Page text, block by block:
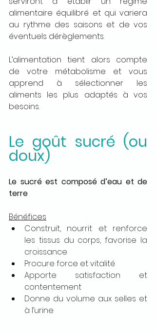
alimentaire équilibré et qui variera
au rythme des saisons et de vos
éventuels dérèglements.
L’alimentation tient alors compte
de votre métabolisme et vous
apprend à sélectionner les
aliments les plus adaptés à vos
besoins.
Le goût sucré (ou
doux)
Le sucré est composé d’eau et de
terre
Bénéfices
Construit, nourrit et renforce
les tissus du corps, favorise la
croissance
Procure force et vitalité
Apporte satisfaction et
contentement
Donne du volume aux selles et
à l’urine